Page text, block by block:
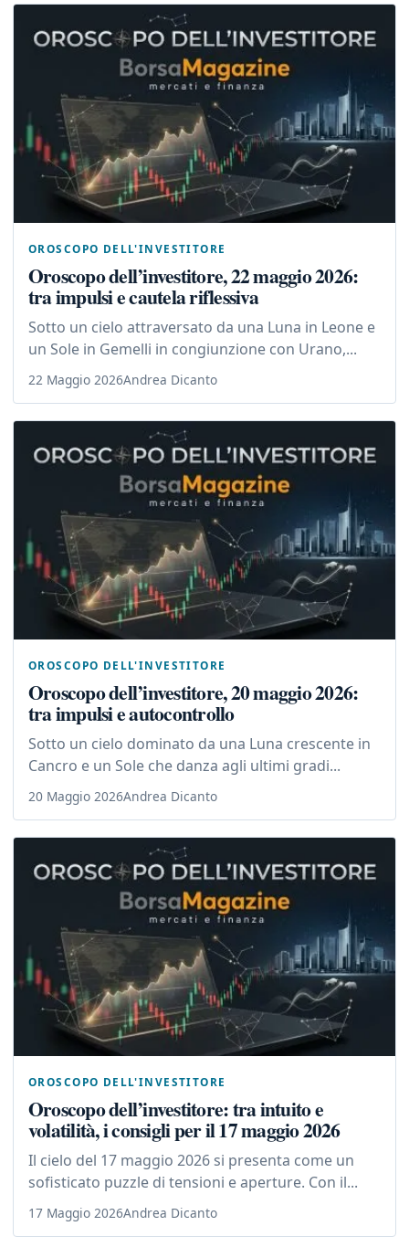
OROSCOPO DELL'INVESTITORE
Oroscopo dell’investitore, 22 maggio 2026:
tra impulsi e cautela riflessiva
Sotto un cielo attraversato da una Luna in Leone e
un Sole in Gemelli in congiunzione con Urano,...
22 Maggio 2026Andrea Dicanto
OROSCOPO DELL'INVESTITORE
Oroscopo dell’investitore, 20 maggio 2026:
tra impulsi e autocontrollo
Sotto un cielo dominato da una Luna crescente in
Cancro e un Sole che danza agli ultimi gradi...
20 Maggio 2026Andrea Dicanto
OROSCOPO DELL'INVESTITORE
Oroscopo dell’investitore: tra intuito e
volatilità, i consigli per il 17 maggio 2026
Il cielo del 17 maggio 2026 si presenta come un
sofisticato puzzle di tensioni e aperture. Con il...
17 Maggio 2026Andrea Dicanto